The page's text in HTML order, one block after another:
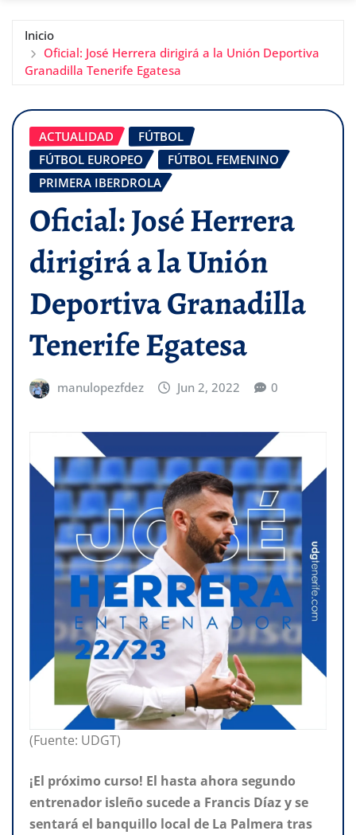
Inicio
Oficial: José Herrera dirigirá a la Unión Deportiva
Granadilla Tenerife Egatesa
ACTUALIDAD
FÚTBOL
FÚTBOL EUROPEO
FÚTBOL FEMENINO
PRIMERA IBERDROLA
Oficial: José Herrera
dirigirá a la Unión
Deportiva Granadilla
Tenerife Egatesa
manulopezfdez Jun 2, 2022 0
(Fuente: UDGT)
¡El próximo curso! El hasta ahora segundo
entrenador isleño sucede a Francis Díaz y se
sentará el banquillo local de La Palmera tras